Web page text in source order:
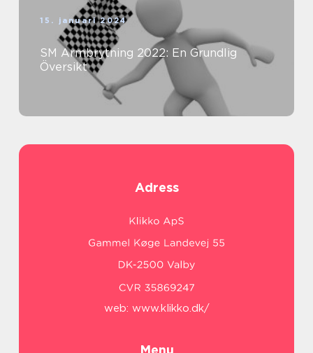
15. januari 2024
SM Armbrytning 2022: En Grundlig
Översikt
Adress
web: www.klikko.dk/
Menu